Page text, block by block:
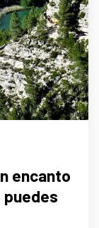
encanto
puedes